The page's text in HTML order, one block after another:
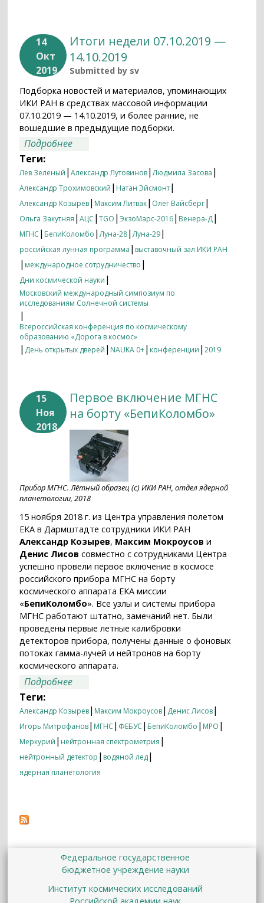
14
Окт
2019
Итоги недели 07.10.2019 —
14.10.2019
Submitted by sv
Подборка новостей и материалов, упоминающих
ИКИ РАН в средствах массовой информации
07.10.2019 — 14.10.2019, и более ранние, не
вошедшие в предыдущие подборки.
Подробнее
Теги:
Лев Зеленый |Александр Лутовинов|Людмила Засова |
Александр Трохимовский | Натан Эйсмонт|
Александр Козырев| Максим Литвак| Олег Вайсберг|
Ольга Закутняя |АЦС |TGO |ЭкзоМарс-2016| Венера-Д|
МГНС | БепиКоломбо |Луна-28|Луна-29|
российская лунная программа | выставочный зал ИКИ РАН
| международное сотрудничество |
Дни космической науки |
Московский международный симпозиум по
исследованиям Солнечной системы
|
Всероссийская конференция по космическому
образованию «Дорога в космос»
| День открытых дверей | NAUKA 0+| конференции |2019
15
Ноя
2018
Первое включение МГНС
на борту «БепиКоломбо»
Прибор МГНС. Лётный образец (с) ИКИ РАН, отдел ядерной
планетологии, 2018
15 ноября 2018 г. из Центра управления полетом
ЕКА в Дармштадте сотрудники ИКИ РАН
Александр Козырев, Максим Мокроусов и
Денис Лисов совместно с сотрудниками Центра
успешно провели первое включение в космосе
российского прибора МГНС на борту
космического аппарата ЕКА миссии
«БепиКоломбо». Все узлы и системы прибора
МГНС работают штатно, замечаний нет. Были
проведены первые летные калибровки
детекторов прибора, получены данные о фоновых
потоках гамма-лучей и нейтронов на борту
космического аппарата.
Подробнее
Теги:
Александр Козырев| Максим Мокроусов| Денис Лисов|
Игорь Митрофанов| МГНС | ФЕБУС | БепиКоломбо | MPO |
Меркурий | нейтронная спектрометрия |
нейтронный детектор | водяной лед|
ядерная планетология
Федеральное государственное
бюджетное учреждение науки
Институт космических исследований